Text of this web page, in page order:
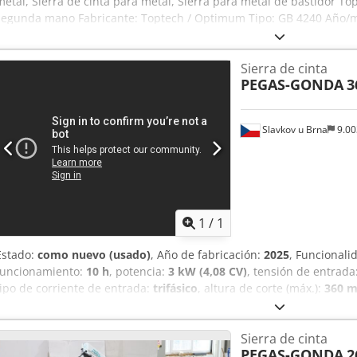
mano Fabricante: Toptech / Optimum Tipo: GB 4240
2200 x 1100 x 2000 mm Datos eléctricos: 400 V / 50 Hz / 4 kW
de la cinta: 19-86 m/min - Mordaza hidráulica Crjdpfx
1 / 1
Slavkov u Brna
Sierra de cinta
PEGAS-GONDA
como nuevo (usado), Año de fabricación: 2025,
10 h, potencia: 3 kW (4,08 CV), tensión de entrada:
de corriente de entrada: trifásico, altura de corte (máx.): 360
, diámetro del rodillo:
hidráulico, velocidad de giro (máx.):100 rpm,
2.340 mm, longitud total:3.000 mm, ancho total:1.080 mm
Sierra de cinta